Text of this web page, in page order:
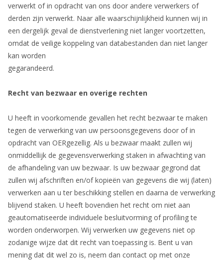
verwerkt of in opdracht van ons door andere verwerkers of
derden zijn verwerkt. Naar alle waarschijnlijkheid kunnen wij in
een dergelijk geval de dienstverlening niet langer voortzetten,
omdat de veilige koppeling van databestanden dan niet langer
kan worden
gegarandeerd.
Recht van bezwaar en overige rechten
U heeft in voorkomende gevallen het recht bezwaar te maken
tegen de verwerking van uw persoonsgegevens door of in
opdracht van OERgezellig. Als u bezwaar maakt zullen wij
onmiddellijk de gegevensverwerking staken in afwachting van
de afhandeling van uw bezwaar. Is uw bezwaar gegrond dat
zullen wij afschriften en/of kopieën van gegevens die wij (laten)
verwerken aan u ter beschikking stellen en daarna de verwerking
blijvend staken. U heeft bovendien het recht om niet aan
geautomatiseerde individuele besluitvorming of profiling te
worden onderworpen. Wij verwerken uw gegevens niet op
zodanige wijze dat dit recht van toepassing is. Bent u van
mening dat dit wel zo is, neem dan contact op met onze